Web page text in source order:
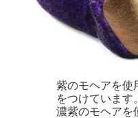
紫のモヘアを使
をつけています。
濃紫のモヘアを